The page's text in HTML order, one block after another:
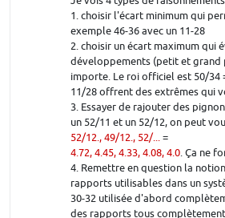
1. choisir l'écart minimum qui
exemple 46-36 avec un 11-28
2. choisir un écart maximum qui
développements (petit et grand
importe. Le roi officiel est 50/34
11/28 offrent des extrêmes qui
3. Essayer de rajouter des
un 52/11 et un 52/12, on peut
52/12., 49/12., 52/...=
4.72, 4.45, 4.33, 4.08, 4.0. Ça ne
4. Remettre en question la
rapports utilisables dans un
30-32 utilisée d'abord
des rapports tous